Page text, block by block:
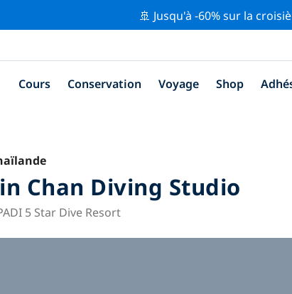
🚢 Jusqu'à -60% sur la
Cours Conservation Voyage Shop
Chan Diving Studio
5 Star Dive Resort